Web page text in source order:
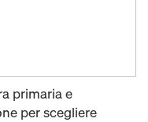
primaria e
per scegliere